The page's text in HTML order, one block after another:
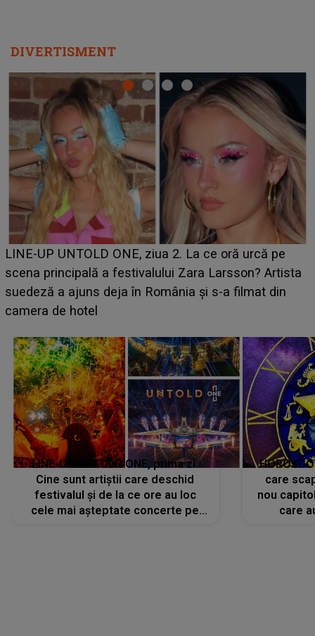
DIVERTISMENT
Ce a dezvăluit noua concurentă din "Casa Iubirii" l-a
luat prin surprindere pe Emanuel. CINE ESTE
BĂIATUL VIZAT de Alexandra?! Aflându-se în fața
faptului împlinit, A RECUNOSCUT IMEDIAT: "Am
LINE-UP UNTOLD ONE, prima zi.
Cine sunt artiștii care deschid
festivalul și de la ce ore au loc
cele mai așteptate concerte pe
care
nou
care